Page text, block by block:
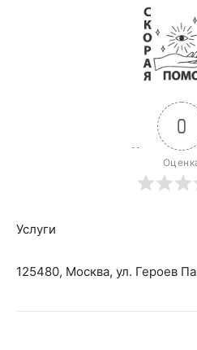
0
Услуги
125480, Москва, ул. Героев